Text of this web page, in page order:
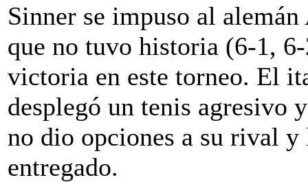
Sinner se impuso al
que no tuvo historia (6-1,
victoria en este torneo. El
desplegó un tenis agresivo
no dio opciones a su rival
entregado.